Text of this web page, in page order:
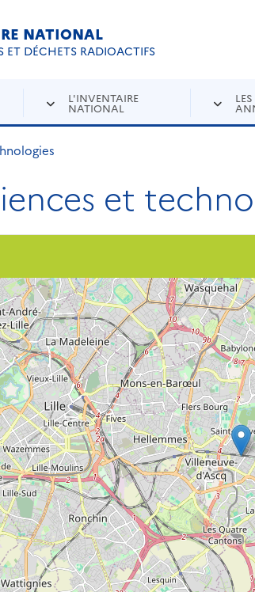
NATIONAL
ET DÉCHETS RADIOACTIFS
L'INVENTAIRE
NATIONAL
et